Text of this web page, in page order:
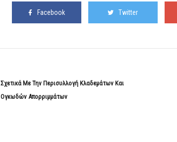
Facebook Twitter
Σχετικά Με Την Περισυλλογή Κλαδεμάτων Και
Ογκωδών Απορριμμάτων